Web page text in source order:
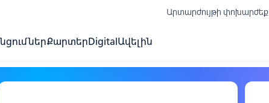
Արտարժույթի փոխարժեք
ՔարտերDigitalԱվելին